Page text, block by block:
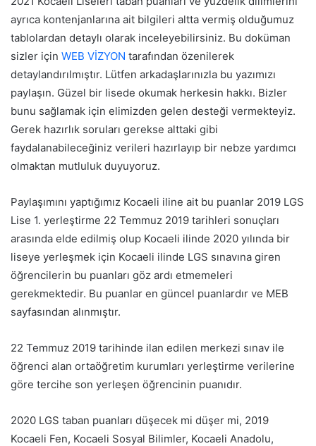
ayrıca kontenjanlarına ait bilgileri altta vermiş olduğumuz
tablolardan detaylı olarak inceleyebilirsiniz. Bu doküman
sizler için WEB VİZYON tarafından özenilerek
detaylandırılmıştır. Lütfen arkadaşlarınızla bu yazımızı
paylaşın. Güzel bir lisede okumak herkesin hakkı. Bizler
bunu sağlamak için elimizden gelen desteği vermekteyiz.
Gerek hazırlık soruları gerekse alttaki gibi
faydalanabileceğiniz verileri hazırlayıp bir nebze yardımcı
olmaktan mutluluk duyuyoruz.
Paylaşımını yaptığımız Kocaeli iline ait bu puanlar 2019 LGS
Lise 1. yerleştirme 22 Temmuz 2019 tarihleri sonuçları
arasında elde edilmiş olup Kocaeli ilinde 2020 yılında bir
liseye yerleşmek için Kocaeli ilinde LGS sınavına giren
öğrencilerin bu puanları göz ardı etmemeleri
gerekmektedir. Bu puanlar en güncel puanlardır ve MEB
sayfasından alınmıştır.
22 Temmuz 2019 tarihinde ilan edilen merkezi sınav ile
öğrenci alan ortaöğretim kurumları yerleştirme verilerine
göre tercihe son yerleşen öğrencinin puanıdır.
2020 LGS taban puanları düşecek mi düşer mi, 2019
Kocaeli Fen, Kocaeli Sosyal Bilimler, Kocaeli Anadolu,